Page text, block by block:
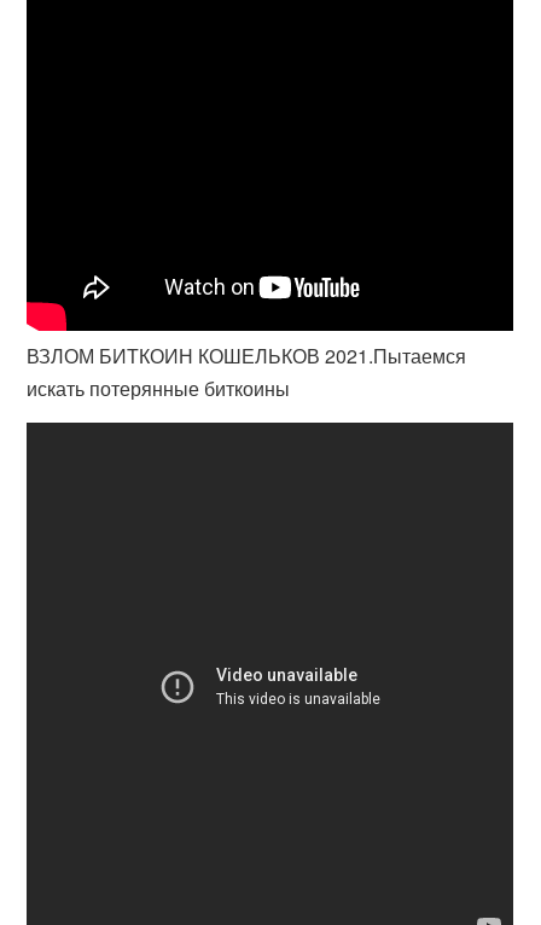
ВЗЛОМ БИТКОИН КОШЕЛЬКОВ 2021.Пытаемся
искать потерянные биткоины